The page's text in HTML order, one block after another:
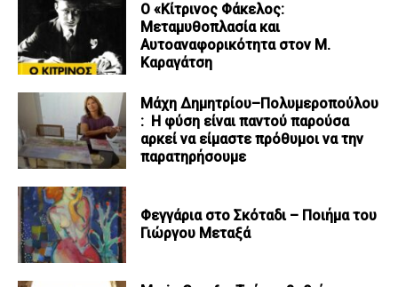
Ο «Κίτρινος Φάκελος:
Μεταμυθοπλασία και
Αυτοαναφορικότητα στον Μ.
Καραγάτση
Μάχη Δημητρίου–Πολυμεροπούλου
: Η φύση είναι παντού παρούσα
αρκεί να είμαστε πρόθυμοι να την
παρατηρήσουμε
Φεγγάρια στο Σκόταδι – Ποιήμα του
Γιώργου Μεταξά